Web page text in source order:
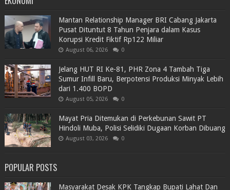
Mantan Relationship Manager BRI Cabang Jakarta
Pusat Dituntut 8 Tahun Penjara dalam Kasus
Korupsi Kredit Fiktif Rp122 Miliar
August 06, 2026 0
Jelang HUT RI Ke-81, PHR Zona 4 Tambah Tiga
Sumur Infill Baru, Berpotensi Produksi Minyak Lebih
dari 1.400 BOPD
August 05, 2026 0
Mayat Pria Ditemukan di Perkebunan Sawit PT
Hindoli Muba, Polisi Selidiki Dugaan Korban Dibuang
August 03, 2026 0
POPULAR POSTS
Masyarakat Desak KPK Tangkap Bupati Lahat Dan